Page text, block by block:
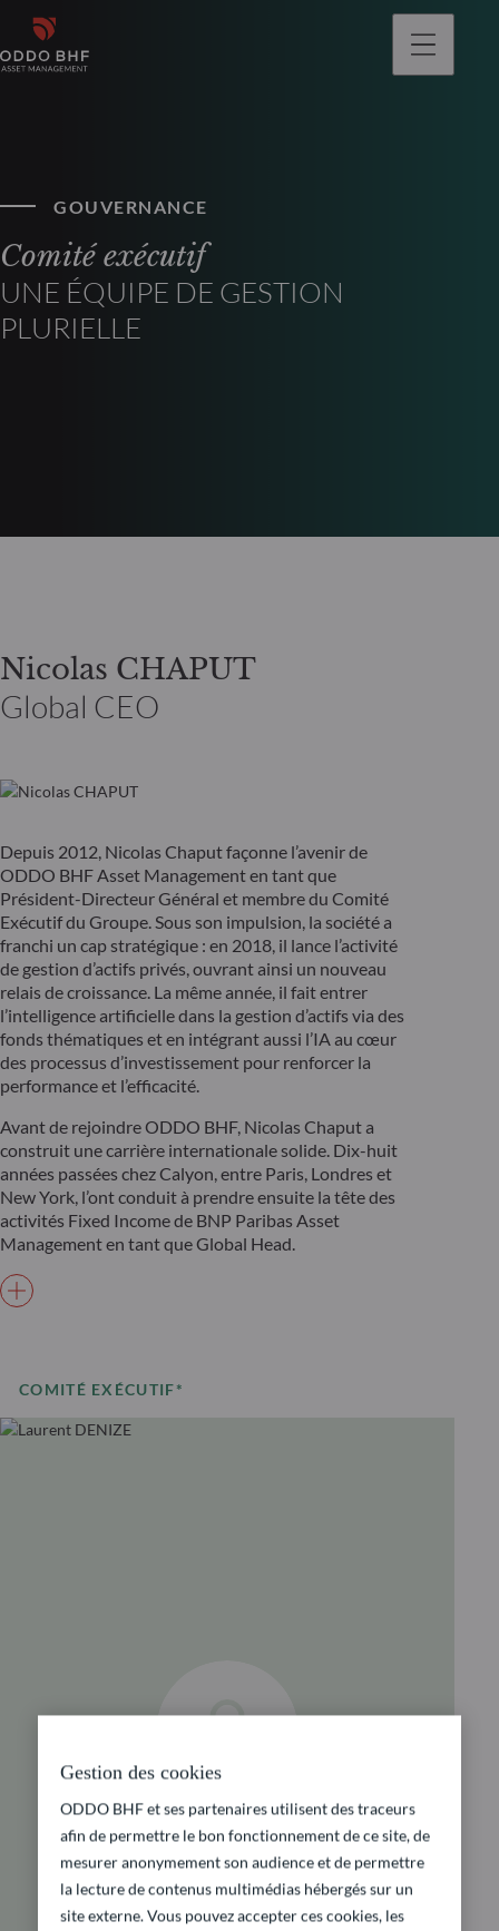
GOUVERNANCE
Comité exécutif
UNE ÉQUIPE DE GESTION
PLURIELLE
Nicolas CHAPUT
Global CEO
Depuis 2012, Nicolas Chaput façonne l’avenir de
ODDO BHF Asset Management en tant que
Président-Directeur Général et membre du Comité
Exécutif du Groupe. Sous son impulsion, la société a
franchi un cap stratégique : en 2018, il lance l’activité
de gestion d’actifs privés, ouvrant ainsi un nouveau
relais de croissance. La même année, il fait entrer
l’intelligence artificielle dans la gestion d’actifs via des
fonds thématiques et en intégrant aussi l’IA au cœur
des processus d’investissement pour renforcer la
performance et l’efficacité.
Avant de rejoindre ODDO BHF, Nicolas Chaput a
construit une carrière internationale solide. Dix-huit
années passées chez Calyon, entre Paris, Londres et
New York, l’ont conduit à prendre ensuite la tête des
activités Fixed Income de BNP Paribas Asset
Management en tant que Global Head.
COMITÉ EXÉCUTIF*
Gestion des cookies
ODDO BHF et ses partenaires utilisent des traceurs
afin de permettre le bon fonctionnement de ce site, de
mesurer anonymement son audience et de permettre
la lecture de contenus multimédias hébergés sur un
site externe. Vous pouvez accepter ces cookies, les